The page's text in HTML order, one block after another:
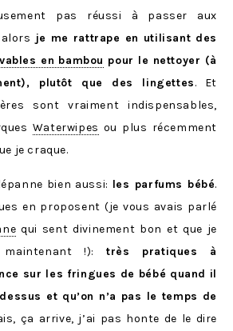
pas réussi à passer aux
je me rattrape en utilisant des
en bambou pour le nettoyer (à
plutôt que des lingettes. Et
sont vraiment indispensables,
Waterwipes ou plus récemment
je craque.
bien aussi: les parfums bébé.
en proposent (je vous avais parlé
qui sent divinement bon et que je
maintenant !): très pratiques à
sur les fringues de bébé quand il
et qu’on n’a pas le temps de
ça arrive, j’ai pas honte de le dire